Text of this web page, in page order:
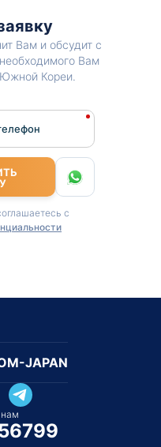
Вам и обсудит с
Вам
Кореи.
с
JAPAN
нам